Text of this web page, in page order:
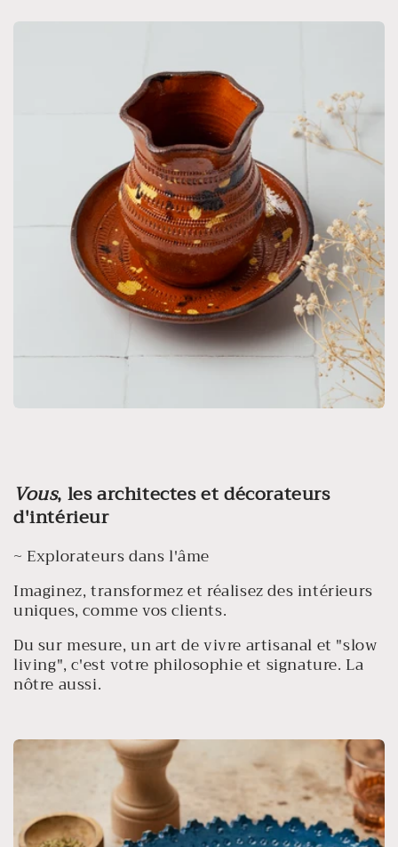
Vous, les architectes et décorateurs
d'intérieur
~ Explorateurs dans l'âme
Imaginez, transformez et réalisez des intérieurs
uniques, comme vos clients.
Du sur mesure, un art de vivre artisanal et "slow
living", c'est votre philosophie et signature. La
nôtre aussi.